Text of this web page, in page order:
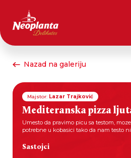
Nazad na galeriju
Majstor: Lazar Trajković
Mediteranska pizza
Umesto da pravimo picu sa testom,
potrebne u kobasici tako da nam testo
Sastojci